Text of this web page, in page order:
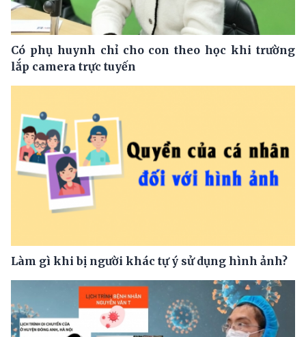
Có phụ huynh chỉ cho con theo học khi trường
lắp camera trực tuyến
Làm gì khi bị người khác tự ý sử dụng hình ảnh?